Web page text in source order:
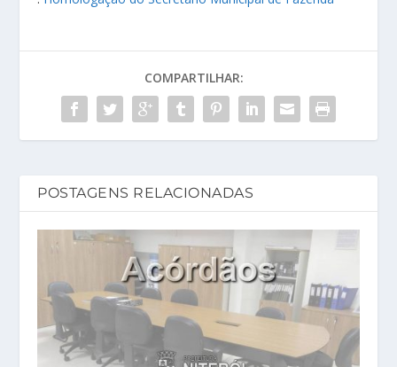
COMPARTILHAR:
POSTAGENS RELACIONADAS